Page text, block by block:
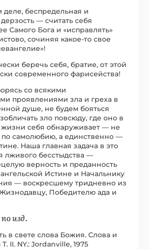
деле, беспредельная и
— считать себя
Самого Бога и «исправлять»
сочиняя какое-то свое
беречь себя, братие, от этой
современного фарисейства!
со всякими
проявлениями зла и греха в
душе, не будем бояться
зло повсюду, где оно в
себя обнаруживает — не
по самолюбию, а единственно —
Наша главная задача в это
лживого бесстыдства —
верность и преданность
Истине и Начальнику
— воскресшему тридневно из
Победителю ада и
изд.
в свете слова Божия. Слова и
II. NY.: Jordanville, 1975